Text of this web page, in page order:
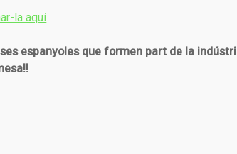
la aquí
espanyoles que formen part de la